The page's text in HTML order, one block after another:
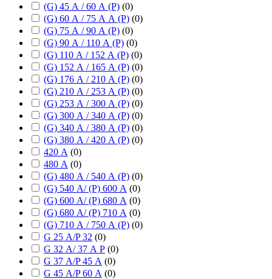
(G) 45 А / 60 А (P) (0)
(G) 60 А / 75 А А (P) (0)
(G) 75 А / 90 А (P) (0)
(G) 90 А / 110 А (P) (0)
(G) 110 А / 152 А (P) (0)
(G) 152 А / 165 А (P) (0)
(G) 176 А / 210 А (P) (0)
(G) 210 А / 253 А (P) (0)
(G) 253 А / 300 А (P) (0)
(G) 300 А / 340 А (P) (0)
(G) 340 А / 380 А (P) (0)
(G) 380 А / 420 А (P) (0)
420 А (0)
480 А (0)
(G) 480 А / 540 А (P) (0)
(G) 540 А/ (P) 600 А (0)
(G) 600 А/ (P) 680 А (0)
(G) 680 А/ (P) 710 А (0)
(G) 710 А / 750 А (P) (0)
G 25 А/P 32 (0)
G 32 А/ 37 А P (0)
G 37 А/P 45 А (0)
G 45 А/P 60 А (0)